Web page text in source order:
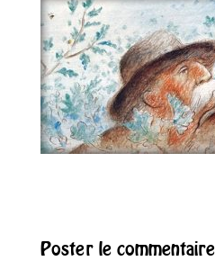
Poster le commentaire